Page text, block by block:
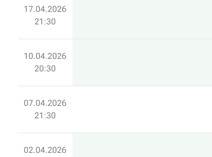
17.04.2026
21:30
10.04.2026
20:30
07.04.2026
21:30
02.04.2026